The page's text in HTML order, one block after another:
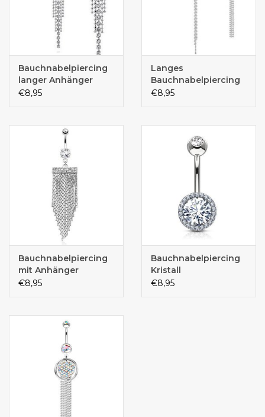
Bauchnabelpiercing
langer Anhänger
€8,95
Langes
Bauchnabelpiercing
€8,95
Bauchnabelpiercing
mit Anhänger
€8,95
Bauchnabelpiercing
Kristall
€8,95